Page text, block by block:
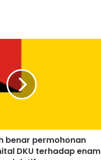
benar permohonan
DKU terhadap enam